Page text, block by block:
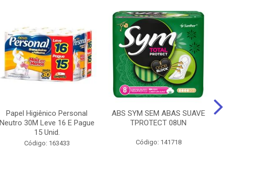
Papel Higiênico Personal
Neutro 30M Leve 16 E Pague
15 Unid.
Código: 163433
ABS SYM SEM ABAS SUAVE
TPROTECT 08UN
Código: 141718